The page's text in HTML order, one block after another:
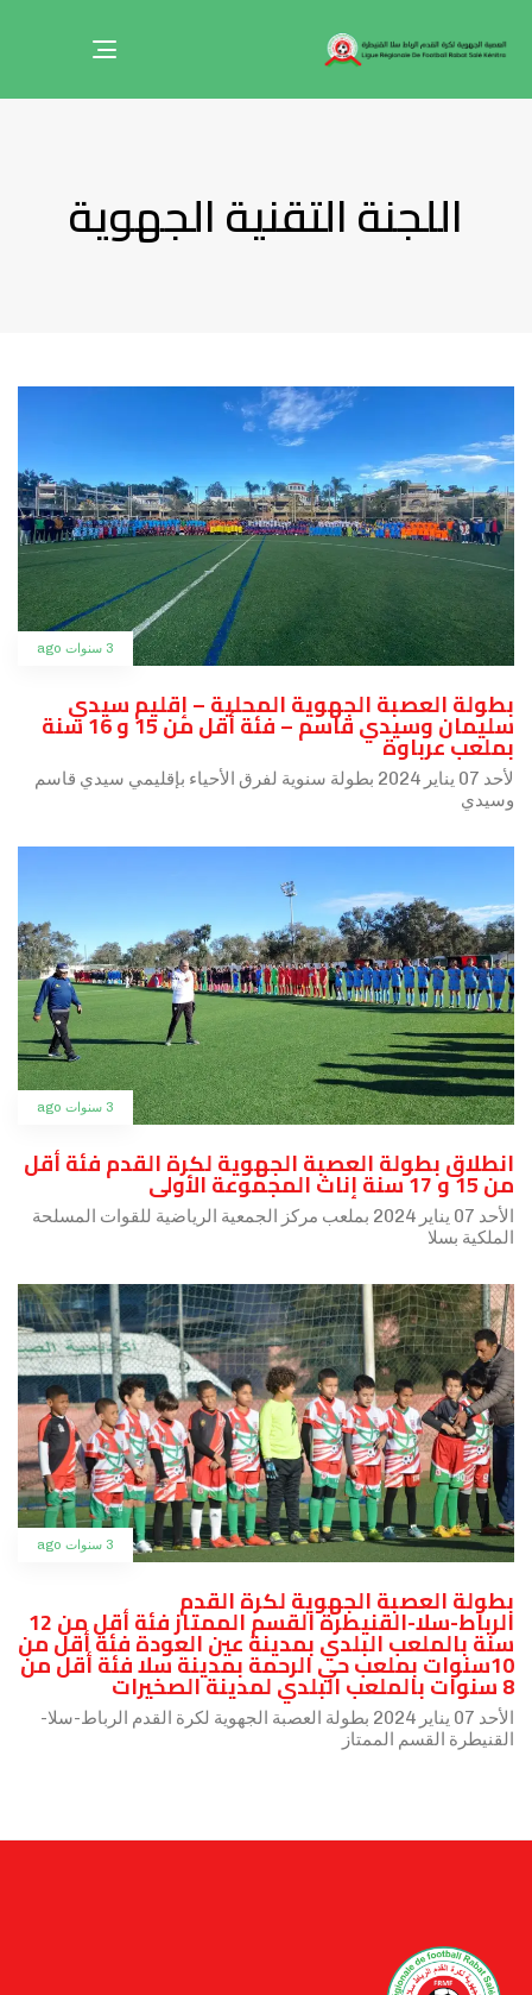
Toggle
اللجنة التقنية الجهوية
3 سنوات ago
بطولة العصبة الجهوية المحلية – إقليم سيدي
سليمان وسيدي قاسم – فئة أقل من 15 و 16 سنة
بملعب عرباوة
لأحد 07 يناير 2024 بطولة سنوية لفرق الأحياء بإقليمي سيدي قاسم
وسيدي
3 سنوات ago
انطلاق بطولة العصبة الجهوية لكرة القدم فئة أقل
من 15 و 17 سنة إناث المجموعة الأولى
الأحد 07 يناير 2024 بملعب مركز الجمعية الرياضية للقوات المسلحة
الملكية بسلا
3 سنوات ago
بطولة العصبة الجهوية لكرة القدم
الرباط-سلا-القنيطرة القسم الممتاز فئة أقل من 12
سنة بالملعب البلدي بمدينة عين العودة فئة أقل من
10سنوات بملعب حي الرحمة بمدينة سلا فئة أقل من
8 سنوات بالملعب البلدي لمدينة الصخيرات
الأحد 07 يناير 2024 بطولة العصبة الجهوية لكرة القدم الرباط-سلا-
القنيطرة القسم الممتاز